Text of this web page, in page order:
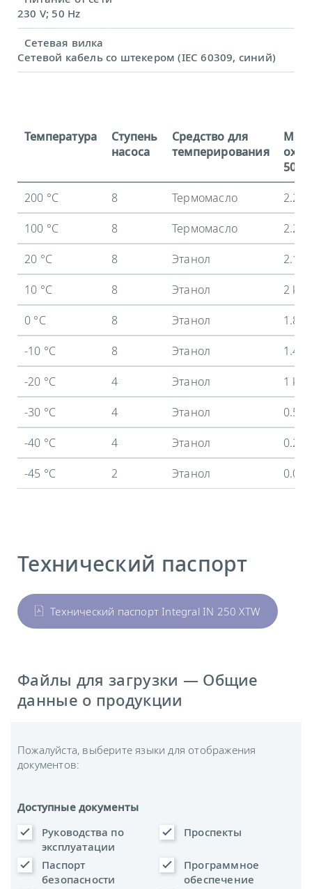
230 V; 50 Hz
Сетевая вилка
Сетевой кабель со штекером (IEC 60309, синий)
Температура
Ступень
насоса
Средство для
темперирования
50 Гц
200 °C
8 Термомасло
2.2
100 °C
8 Термомасло
2.2
20 °C
8 Этанол
2.1
10 °C
8 Этанол
2 kW
0 °C
8 Этанол
1.8
-10 °C
8 Этанол
1.4
-20 °C
4 Этанол
1 kW
-30 °C
4 Этанол
0.55
-40 °C
4 Этанол
0.2
-45 °C
2 Этанол 0.05
Технический паспорт
Технический паспорт Integral IN 250 XTW
Файлы для загрузки — Общие
данные о продукции
Пожалуйста, выберите языки для отображения
документов:
Доступные документы
Руководства по
эксплуатации
Проспекты
Паспорт
безопасности
Программное
обеспечение